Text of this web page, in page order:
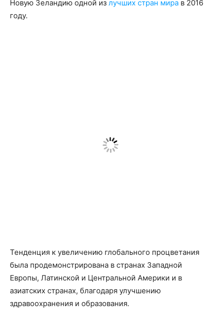
Новую Зеландию одной из лучших стран мира в 2016
году.
Тенденция к увеличению глобального процветания
была продемонстрирована в странах Западной
Европы, Латинской и Центральной Америки и в
азиатских странах, благодаря улучшению
здравоохранения и образования.